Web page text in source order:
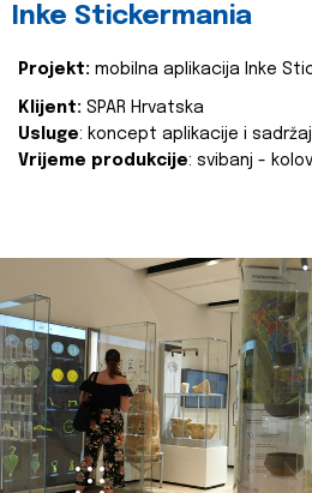
Inke Stickermania
Projekt: mobilna aplikacija Inke
Klijent: SPAR Hrvatska
Usluge: koncept aplikacije i
Vrijeme produkcije: svibanj -